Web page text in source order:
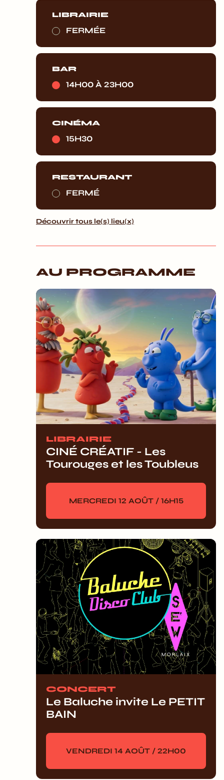
LIBRAIRIE
FERMÉE
BAR
14H00 À 23H00
CINÉMA
15H30
RESTAURANT
FERMÉ
Découvrir tous le(s) lieu(x)
AU PROGRAMME
LIBRAIRIE
CINÉ CRÉATIF - Les
Tourouges et les Toubleus
MERCREDI 12 AOÛT / 16H15
CONCERT
Le Baluche invite Le PETIT
BAIN
VENDREDI 14 AOÛT / 22H00